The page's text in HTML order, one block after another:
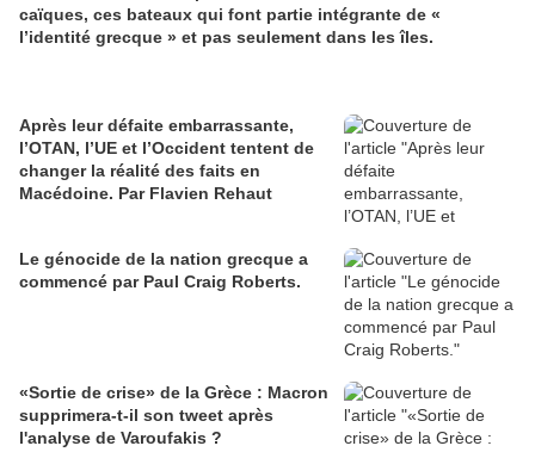
caïques, ces bateaux qui font partie intégrante de «
l’identité grecque » et pas seulement dans les îles.
Après leur défaite embarrassante,
l’OTAN, l’UE et l’Occident tentent de
changer la réalité des faits en
Macédoine. Par Flavien Rehaut
Le génocide de la nation grecque a
commencé par Paul Craig Roberts.
«Sortie de crise» de la Grèce : Macron
supprimera-t-il son tweet après
l'analyse de Varoufakis ?